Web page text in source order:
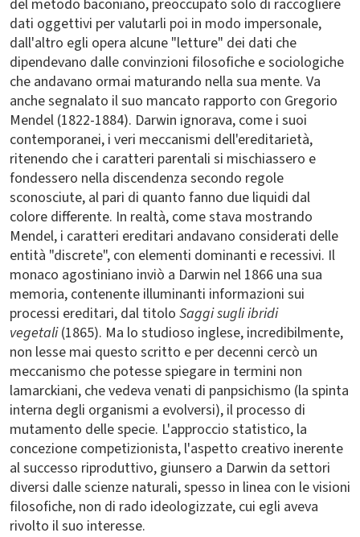
del metodo baconiano, preoccupato solo di raccogliere
dati oggettivi per valutarli poi in modo impersonale,
dall'altro egli opera alcune "letture" dei dati che
dipendevano dalle convinzioni filosofiche e sociologiche
che andavano ormai maturando nella sua mente. Va
anche segnalato il suo mancato rapporto con Gregorio
Mendel (1822-1884). Darwin ignorava, come i suoi
contemporanei, i veri meccanismi dell'ereditarietà,
ritenendo che i caratteri parentali si mischiassero e
fondessero nella discendenza secondo regole
sconosciute, al pari di quanto fanno due liquidi dal
colore differente. In realtà, come stava mostrando
Mendel, i caratteri ereditari andavano considerati delle
entità "discrete", con elementi dominanti e recessivi. Il
monaco agostiniano inviò a Darwin nel 1866 una sua
memoria, contenente illuminanti informazioni sui
processi ereditari, dal titolo Saggi sugli ibridi
vegetali(1865). Ma lo studioso inglese, incredibilmente,
non lesse mai questo scritto e per decenni cercò un
meccanismo che potesse spiegare in termini non
lamarckiani, che vedeva venati di panpsichismo (la spinta
interna degli organismi a evolversi), il processo di
mutamento delle specie. L'approccio statistico, la
concezione competizionista, l'aspetto creativo inerente
al successo riproduttivo, giunsero a Darwin da settori
diversi dalle scienze naturali, spesso in linea con le visioni
filosofiche, non di rado ideologizzate, cui egli aveva
rivolto il suo interesse.